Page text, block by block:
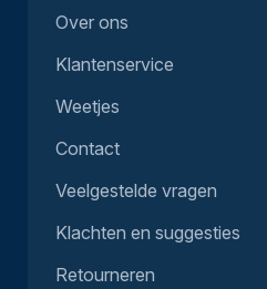
Over ons
Klantenservice
Weetjes
Contact
Veelgestelde vragen
Klachten en suggesties
Retourneren